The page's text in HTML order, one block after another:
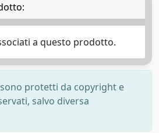
a questo prodotto.
protetti da copyright e
salvo diversa